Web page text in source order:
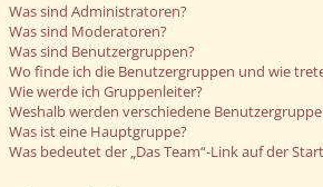
Was sind Administratoren?
Was sind Moderatoren?
Was sind Benutzergruppen?
Wo finde ich die Benutzergruppen und wie
Wie werde ich Gruppenleiter?
Weshalb werden verschiedene
Was ist eine Hauptgruppe?
Was bedeutet der „Das Team“-Link auf der